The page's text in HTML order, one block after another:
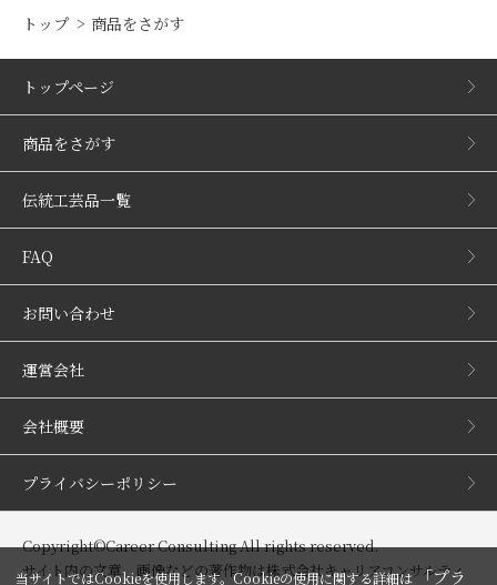
トップ 商品をさがす
トップページ
商品をさがす
伝統工芸品一覧
FAQ
お問い合わせ
運営会社
会社概要
プライバシーポリシー
Copyright©Career Consulting All rights reserved.
サイト内の文章、画像などの著作物は株式会社キャリアコンサルティ
当サイトではCookieを使用します。Cookieの使用に関する詳細は「プラ